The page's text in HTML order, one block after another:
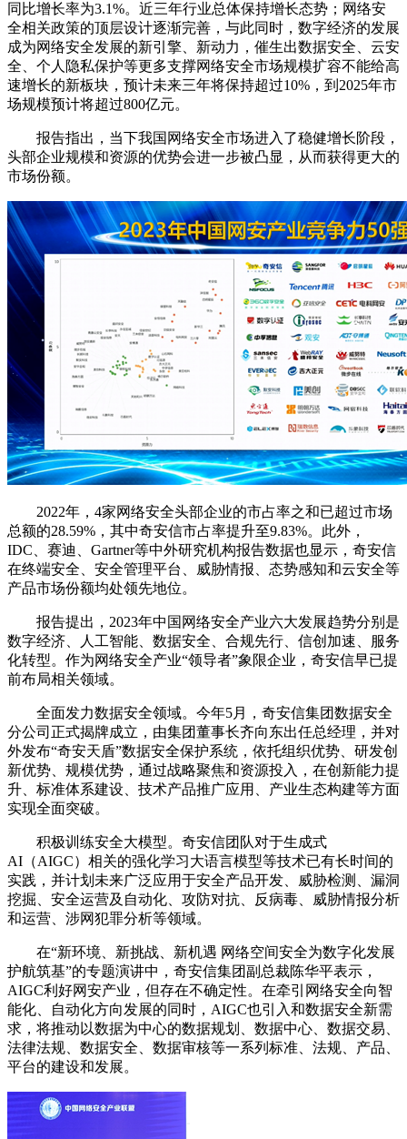
同比增长率为3.1%。近三年行业总体保持增长态势；网络安
全相关政策的顶层设计逐渐完善，与此同时，数字经济的发展
成为网络安全发展的新引擎、新动力，催生出数据安全、云安
全、个人隐私保护等更多支撑网络安全市场规模扩容不能给高
速增长的新板块，预计未来三年将保持超过10%，到2025年市
场规模预计将超过800亿元。
报告指出，当下我国网络安全市场进入了稳健增长阶段，
头部企业规模和资源的优势会进一步被凸显，从而获得更大的
市场份额。
2022年，4家网络安全头部企业的市占率之和已超过市场
总额的28.59%，其中奇安信市占率提升至9.83%。此外，
IDC、赛迪、Gartner等中外研究机构报告数据也显示，奇安信
在终端安全、安全管理平台、威胁情报、态势感知和云安全等
产品市场份额均处领先地位。
报告提出，2023年中国网络安全产业六大发展趋势分别是
数字经济、人工智能、数据安全、合规先行、信创加速、服务
化转型。作为网络安全产业“领导者”象限企业，奇安信早已提
前布局相关领域。
全面发力数据安全领域。今年5月，奇安信集团数据安全
分公司正式揭牌成立，由集团董事长齐向东出任总经理，并对
外发布“奇安天盾”数据安全保护系统，依托组织优势、研发创
新优势、规模优势，通过战略聚焦和资源投入，在创新能力提
升、标准体系建设、技术产品推广应用、产业生态构建等方面
实现全面突破。
积极训练安全大模型。奇安信团队对于生成式
AI（AIGC）相关的强化学习大语言模型等技术已有长时间的
实践，并计划未来广泛应用于安全产品开发、威胁检测、漏洞
挖掘、安全运营及自动化、攻防对抗、反病毒、威胁情报分析
和运营、涉网犯罪分析等领域。
在“新环境、新挑战、新机遇 网络空间安全为数字化发展
护航筑基”的专题演讲中，奇安信集团副总裁陈华平表示，
AIGC利好网安产业，但存在不确定性。在牵引网络安全向智
能化、自动化方向发展的同时，AIGC也引入和数据安全新需
求，将推动以数据为中心的数据规划、数据中心、数据交易、
法律法规、数据安全、数据审核等一系列标准、法规、产品、
平台的建设和发展。